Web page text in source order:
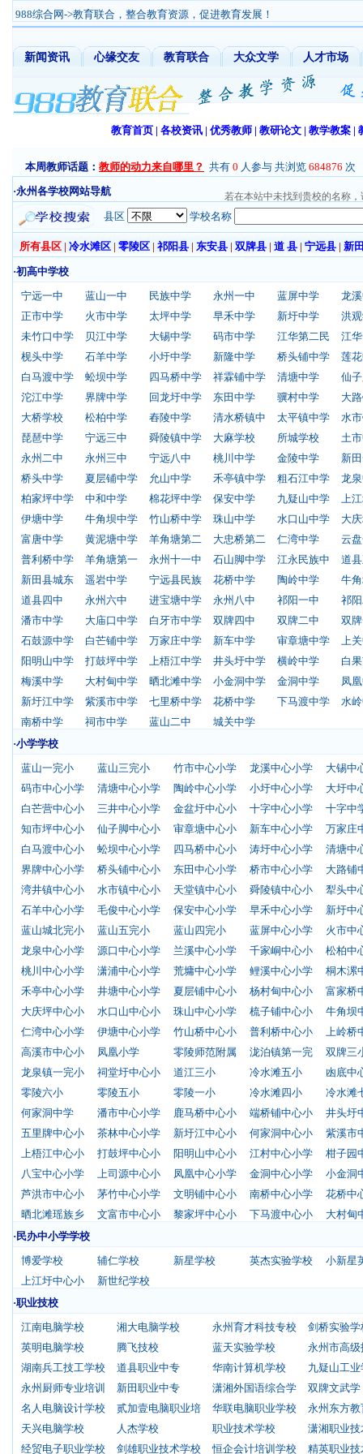
988综合网->教育联合，整合教育资源，促进教育发展！
新闻资讯 心缘交友 教育联合 大众文学 人才市场
教育首页| 各校资讯| 优秀教师| 教研论文| 教学教案|
本周教师话题： 教师的动力来自哪里？ 共有 0 人参与 共浏览 684876 次
·永州各学校网站导航
若在本站中未找到贵校的名称
县区 学校名称
所有县区 | 冷水滩区 | 零陵区 | 祁阳县 | 东安县 | 双牌县 | 道 县 | 宁远县 | 新
·初高中学校
宁远一中
蓝山一中 民族中学 永州一中 蓝屏中学
龙
正市中学
火市中学 太坪中学 早禾中学 新圩中学
洪
未竹口中学
贝江中学 大锡中学 码市中学 江华第二民
江
枧头中学
石羊中学 小圩中学 新隆中学 桥头铺中学
莲
白马渡中学
蚣坝中学 四马桥中学 祥霖铺中学 清塘中学
仙
沱江中学
界牌中学 回龙圩中学 东田中学 骥村中学
大
大桥学校
松柏中学 舂陵中学 清水桥镇中 太平镇中学
水
琵琶中学
宁远三中 舜陵镇中学 大麻学校 所城学校
土
永州二中
永州三中 宁远八中 桃川中学 金陵中学
新
桥头中学
夏层铺中学 允山中学 禾亭镇中学 粗石江中学
龙
柏家坪中学
中和中学 棉花坪中学 保安中学 九疑山中学
上
伊塘中学
牛角坝中学 竹山桥中学 珠山中学 水口山中学
大
富唐中学
黄泥塘中学 羊角塘第二 大忠桥第二 仁湾中学
云
普利桥中学
羊角塘第一 永州十一中 石山脚中学 江永民族中
道
新田县城东
遥岩中学 宁远县民族 花桥中学 陶岭中学
牛
道县四中
永州六中 进宝塘中学 永州八中 祁阳一中
祁
潘市中学
大庙口中学 白牙市中学 双牌四中 双牌二中
双
石鼓源中学
白芒铺中学 万家庄中学 新车中学 审章塘中学
上
阳明山中学
打鼓坪中学 上梧江中学 井头圩中学 横岭中学
白
梅溪中学
大村甸中学 晒北滩中学 小金洞中学 金洞中学
凤
新圩江中学
紫溪市中学 七里桥中学 花桥中学 下马渡中学
水
南桥中学
祠市中学 蓝山二中
城关中学
·小学学校
蓝山一完小
蓝山三完小 竹市中心小学 龙溪中心小学
大锡中
码市中心小学
清塘中心小学 陶岭中心小学 小圩中心小学
大圩中
白芒营中心小
三井中心小学 金盆圩中心小 十字中心小学
十字中
知市坪中心小
仙子脚中心小 审章塘中心小 新车中心小学
万家庄
白马渡中心小
蚣坝中心小学 四马桥中心小 涛圩中心小学
清塘中
界牌中心小学
桥头铺中心小 东田中心小学 桥市中心小学
大路铺
湾井镇中心小
水市镇中心小 天堂镇中心小 舜陵镇中心小
犁头中
石羊中心小学
毛俊中心小学 保安中心小学 早禾中心小学
新圩中
蓝山城北完小
蓝山五完小 蓝山四完小 蓝屏中心小学
火市中
龙泉中心小学
源口中心小学 兰溪中心小学 千家峒中心小
松柏中
桃川中心小学
潇浦中心小学 荒墉中心小学 鲤溪中心小学
桐木漯
禾亭中心小学
井塘中心小学 夏层铺中心小 杨村甸中心小
富家桥
大庆坪中心小
水口山中心小 珠山中心小学 梳子铺中心小
牛角坝
仁湾中心小学
伊塘中心小学 竹山桥中心小 普利桥中心小
上岭桥
高溪市中心小
凤凰小学 零陵师范附属 泷泊镇第一完
双牌三
龙泉镇一完小
祠堂圩中心小 道江三小 冷水滩五小
凼底中
零陵六小
零陵五小 零陵一小 冷水滩四小
冷水滩
何家洞中学
潘市中心小学 鹿马桥中心小 端桥铺中心小
井头圩
五里牌中心小
茶林中心小学 新圩江中心小 何家洞中心小
紫溪市
上梧江中心小
打鼓坪中心小 阳明山中心小 江村中心小学
柑子园
八宝中心小学
上司源中心小 凤凰中心小学 金洞中心小学
小金洞
芦洪市中心小
茅竹中心小学 文明铺中心小 南桥中心小学
花桥中
晒北滩瑶族乡
文富市中心小 黎家坪中心小 下马渡中心小
大村甸
·民办中小学学校
博爱学校
辅仁学校 新星学校 英杰实验学校
小新星
上江圩中心小
新世纪学校
·职业技校
江南电脑学校
湘大电脑学校 永州育才科技专校
剑桥实验学
英明电脑学校
腾飞技校 蓝天实验学校
永州市高级
湖南兵工技工学校
道县职业中专 华南计算机学校
九疑山工业
永州厨师专业培训
新田职业中专 潇湘外国语综合学
双牌文武学
名人电脑设计学校
贰加壹电脑职业培 华联电脑职业学校
永州东方教
天兴电脑学校
人杰学校 职业技术学校
潇湘职业技
经贸电子职业学校
剑雄职业技术学校 恒企会计培训学校 精英职业技